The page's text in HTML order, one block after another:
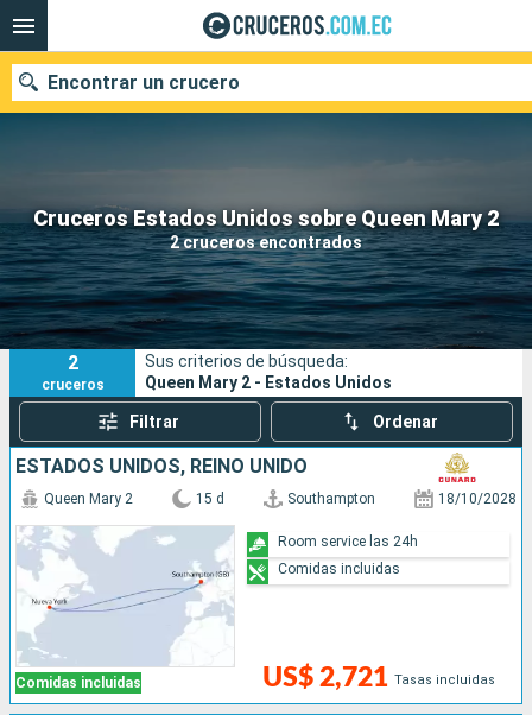
Cruceros Estados Unidos sobre Queen Mary 2
2 cruceros encontrados
Encontrar un crucero
Nuestros destinos
Fecha de salida
Puertos Compañías
Buscar
2
cruceros
Sus criterios de búsqueda:
Queen Mary 2 - Estados Unidos
Filtrar Ordenar
ESTADOS UNIDOS, REINO UNIDO
Comidas incluidas
Queen Mary 2 15 d Southampton 18/10/2028
US$ 2,721 Tasas incluidas
Room service las 24h
Comidas incluidas